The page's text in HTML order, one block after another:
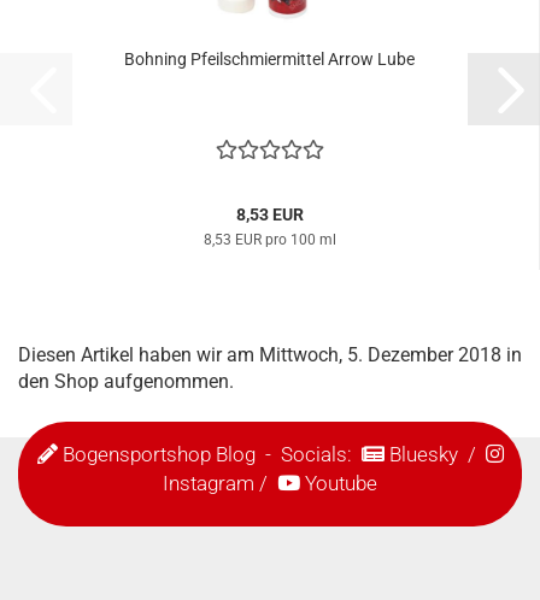
Bohning Pfeilschmiermittel Arrow Lube
8,53 EUR
8,53 EUR pro 100 ml
Diesen Artikel haben wir am Mittwoch, 5. Dezember 2018 in
den Shop aufgenommen.
Bogensportshop Blog- Socials: Bluesky/
Instagram / Youtube